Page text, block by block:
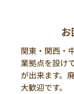
関東・関西・
業拠点を設け
が出来ます。
大歓迎です。